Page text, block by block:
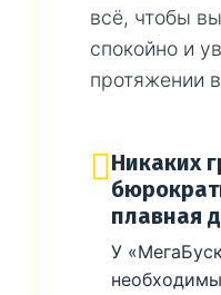
всё, чтобы
спокойно и
протяжении
Никаких
плавная
У